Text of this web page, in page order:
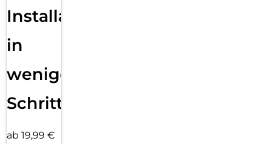
Installation
in
wenigen
Schritten
ab 19,99 €